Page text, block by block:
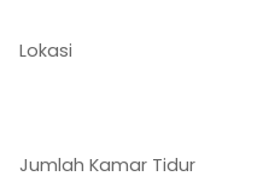
Lokasi
Jumlah Kamar Tidur